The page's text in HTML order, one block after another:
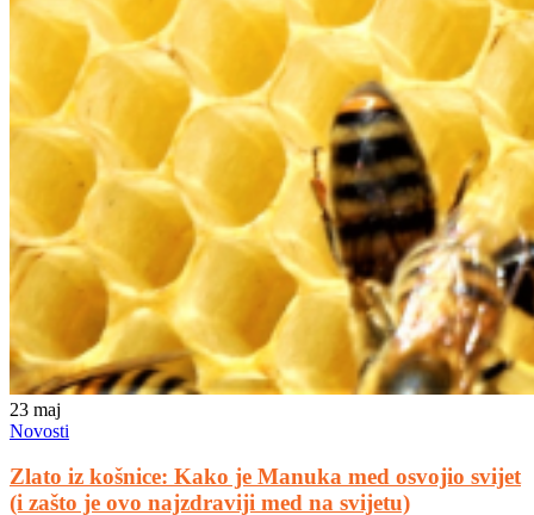
23 maj
Novosti
Zlato iz košnice: Kako je Manuka med osvojio svijet
(i zašto je ovo najzdraviji med na svijetu)